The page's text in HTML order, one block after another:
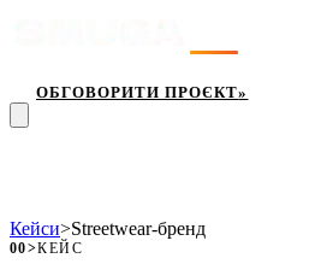
ОБГОВОРИТИ ПРОЄКТ»
Кейси>Streetwear-бренд
00>КЕЙС